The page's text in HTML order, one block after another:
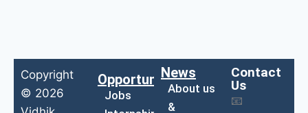
Copyright
© 2026
Opportunities
Jobs
News
About us
&
Contact
Us
📧